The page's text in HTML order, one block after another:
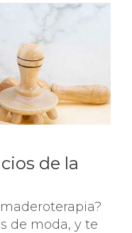
de la
de moda, y te